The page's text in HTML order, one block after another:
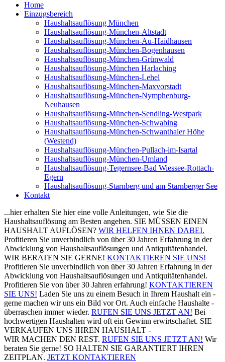
Home
Einzugsbereich
Haushaltsauflösung München
Haushaltsauflösung-München-Altstadt
Haushaltsauflösung-München-Au-Haidhausen
Haushaltsauflösung-München-Bogenhausen
Haushaltsauflösung-München-Grünwald
Haushaltsauflösung-München Harlaching
Haushaltsauflösung-München-Lehel
Haushaltsauflösung-München-Maxvorstadt
Haushaltsauflösung-München-Nymphenburg-
Neuhausen
Haushaltsauflösung-München-Sendling-Westpark
Haushaltsauflösung-München-Schwabing
Haushaltsauflösung-München-Schwanthaler Höhe
(Westend)
Haushaltsauflösung-München-Pullach-im-Isartal
Haushaltsauflösung-München-Umland
Haushaltsauflösung-Tegernsee-Bad Wiessee-Rottach-
Egern
Haushaltsauflösung-Starnberg und am Starnberger See
Kontakt
...hier erhalten Sie hier eine volle Anleitungen, wie Sie die
Haushaltsauflösung am Besten angehen. SIE MÜSSEN EINEN
HAUSHALT AUFLÖSEN? WIR HELFEN IHNEN DABEI.
Profitieren Sie unverbindlich von über 30 Jahren Erfahrung in der
Abwicklung von Haushaltsauflösungen und Antiquitätenhandel.
WIR BERATEN SIE GERNE! KONTAKTIEREN SIE UNS!
Profitieren Sie unverbindlich von über 30 Jahren Erfahrung in der
Abwicklung von Haushaltsauflösungen und Antiquitätenhandel.
Profitieren Sie von über 30 Jahren erfahrung! KONTAKTIEREN
SIE UNS! Laden Sie uns zu einem Besuch in Ihrem Haushalt ein -
gerne machen wir uns ein Bild vor Ort. Auch einfache Haushalte -
überraschen immer wieder. RUFEN SIE UNS JETZT AN! Bei
hochwertigen Haushalten wird oft ein Gewinn erwirtschaftet. SIE
VERKAUFEN UNS IHREN HAUSHALT -
WIR MACHEN DEN REST. RUFEN SIE UNS JETZT AN! Wir
beraten Sie gerne! SO HALTEN SIE GARANTIERT IHREN
ZEITPLAN. JETZT KONTAKTIEREN